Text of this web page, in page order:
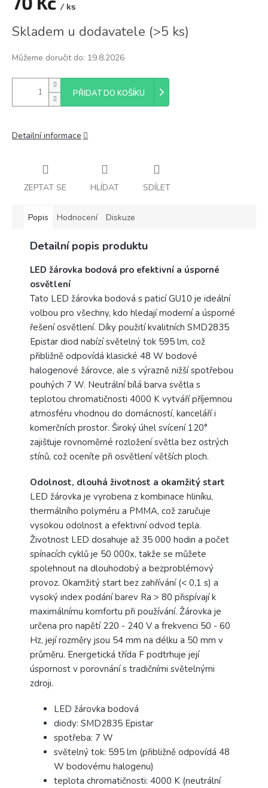
/ ks
cena:
Skladem u dodavatele (>5 ks)
Můžeme doručit do: 19.8.2026
PŘIDAT DO KOŠÍKU
Detailní informace
ZEPTAT SE HLÍDAT SDÍLET
Popis Hodnocení Diskuze
Detailní popis produktu
LED žárovka bodová pro efektivní a úsporné
osvětlení
Tato LED žárovka bodová s paticí GU10 je ideální
volbou pro všechny, kdo hledají moderní a úsporné
řešení osvětlení. Díky použití kvalitních SMD2835
Epistar diod nabízí světelný tok 595 lm, což
přibližně odpovídá klasické 48 W bodové
halogenové žárovce, ale s výrazně nižší spotřebou
pouhých 7 W. Neutrální bílá barva světla s
teplotou chromatičnosti 4000 K vytváří příjemnou
atmosféru vhodnou do domácností, kanceláří i
komerčních prostor. Široký úhel svícení 120°
zajišťuje rovnoměrné rozložení světla bez ostrých
stínů, což oceníte při osvětlení větších ploch.
Odolnost, dlouhá životnost a okamžitý start
LED žárovka je vyrobena z kombinace hliníku,
thermálního polyméru a PMMA, což zaručuje
vysokou odolnost a efektivní odvod tepla.
Životnost LED dosahuje až 35 000 hodin a počet
spínacích cyklů je 50 000x, takže se můžete
spolehnout na dlouhodobý a bezproblémový
provoz. Okamžitý start bez zahřívání (< 0,1 s) a
vysoký index podání barev Ra > 80 přispívají k
maximálnímu komfortu při používání. Žárovka je
určena pro napětí 220 - 240 V a frekvenci 50 - 60
Hz, její rozměry jsou 54 mm na délku a 50 mm v
průměru. Energetická třída F podtrhuje její
úspornost v porovnání s tradičními světelnými
zdroji.
LED žárovka bodová
diody: SMD2835 Epistar
spotřeba: 7 W
světelný tok: 595 lm (přibližně odpovídá 48
W bodovému halogenu)
teplota chromatičnosti: 4000 K (neutrální